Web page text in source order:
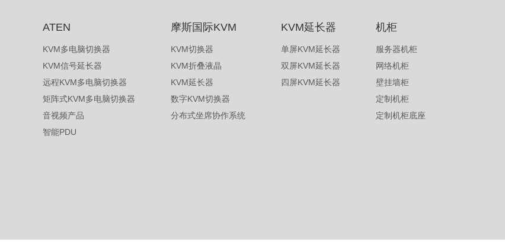
ATEN
KVM多电脑切换器
KVM信号延长器
远程KVM多电脑切换器
矩阵式KVM多电脑切换器
音视频产品
智能PDU
摩斯国际KVM
KVM切换器
KVM折叠液晶
KVM延长器
数字KVM切换器
分布式坐席协作系统
KVM延长器
单屏KVM延长器
双屏KVM延长器
四屏KVM延长器
机柜
服务器机柜
网络机柜
壁挂墙柜
定制机柜
定制机柜底座